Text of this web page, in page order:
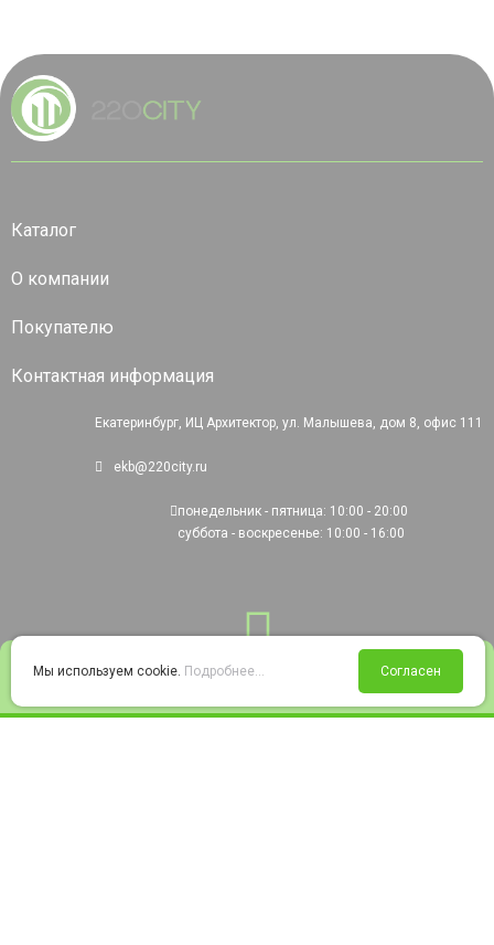
Войти Избранное Корзина
Каталог
О компании
Покупателю
Контактная информация
Екатеринбург, ИЦ Архитектор, ул. Малышева, дом 8, офис 111
ekb@220city.ru
понедельник - пятница: 10:00 - 20:00
суббота - воскресенье: 10:00 - 16:00
Мы используем cookie. Подробнее... Согласен